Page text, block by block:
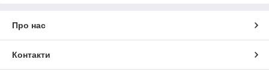
Про нас
Контакти